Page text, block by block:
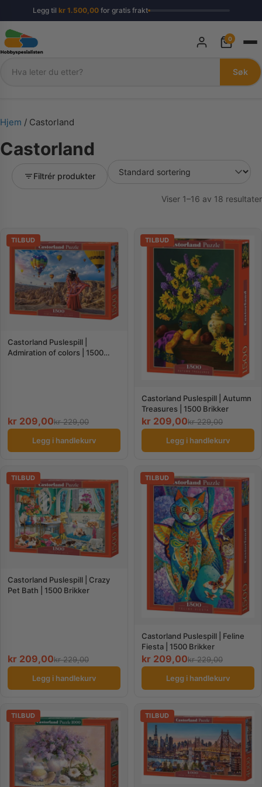
Legg til kr1.500,00for gratis frakt
Søk
Søk
0
Hjem / Castorland
Castorland
Filtrér produkter
Viser 1–16 av 18 resultater
TILBUD
Castorland Puslespill |
Admiration of colors | 1500
kr 209,00kr229,00
Legg i handlekurv
TILBUD
Castorland Puslespill | Autumn
Treasures | 1500 Brikker
kr 209,00kr229,00
Legg i handlekurv
TILBUD
Castorland Puslespill | Crazy
Pet Bath | 1500 Brikker
kr 209,00kr229,00
Legg i handlekurv
TILBUD
Castorland Puslespill | Feline
Fiesta | 1500 Brikker
kr 209,00kr229,00
Legg i handlekurv
TILBUD TILBUD